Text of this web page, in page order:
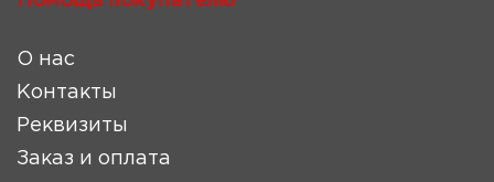
О нас
Контакты
Реквизиты
Заказ и оплата